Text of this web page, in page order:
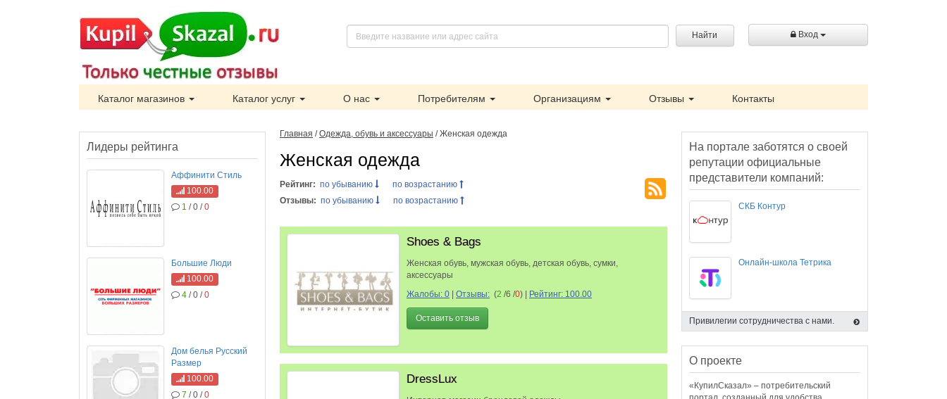
Найти Вход
Каталог магазинов Каталог услуг О нас Потребителям Организациям Отзывы Контакты
Главная /Одежда, обувь и аксессуары / Женская одежда
Женская одежда
Рейтинг: по убыванию
по возрастанию
Отзывы: по убыванию по возрастанию
Shoes & Bags
Женская обувь, мужская обувь, детская обувь, сумки,
аксессуары
Жалобы: 0
Отзывы: (2 /6 /0) Рейтинг: 100.00
Оставить отзыв
DressLux
Лидеры рейтинга
Аффинити Стиль
100.00
1 / 0 /0
Большие Люди
100.00
4 / 0 /0
Дом белья Русский
Размер
100.00
7 / 0 /0
На портале заботятся о своей
репутации официальные
представители компаний:
СКБ Контур
Онлайн-школа Тетрика
Привилегии сотрудничества с нами.
О проекте
«КупилСказал» – потребительский